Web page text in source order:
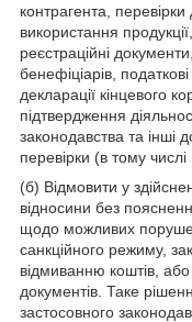
контрагента,
використання
реєстраційні
бенефіціарів, податкові
декларації кінцевого
підтвердження
законодавства та інші
перевірки (в тому
(б) Відмовити у
відносини без
щодо можливих
санкційного режиму,
відмиванню коштів,
документів. Таке
застосовного